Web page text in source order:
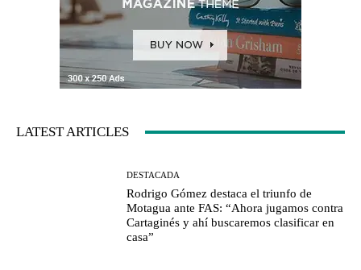
LATEST ARTICLES
DESTACADA
Rodrigo Gómez destaca el triunfo de
Motagua ante FAS: “Ahora jugamos contra
Cartaginés y ahí buscaremos clasificar en
casa”